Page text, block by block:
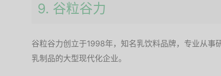
9. 谷粒谷力
谷粒谷力创立于1998年，知名乳饮料品牌，专业从事
乳制品的大型现代化企业。